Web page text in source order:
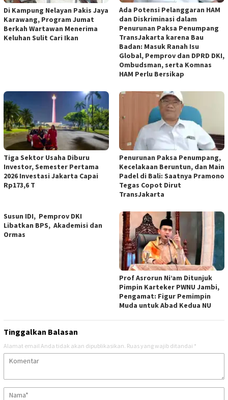
Di Kampung Nelayan Pakis Jaya
Karawang, Program Jumat
Berkah Wartawan Menerima
Keluhan Sulit Cari Ikan
Ada Potensi Pelanggaran HAM
dan Diskriminasi dalam
Penurunan Paksa Penumpang
TransJakarta karena Bau
Badan: Masuk Ranah Isu
Global, Pemprov dan DPRD DKI,
Ombudsman, serta Komnas
HAM Perlu Bersikap
Tiga Sektor Usaha Diburu
Investor, Semester Pertama
2026 Investasi Jakarta Capai
Rp173,6 T
Penurunan Paksa Penumpang,
Kecelakaan Beruntun, dan Main
Padel di Bali: Saatnya Pramono
Tegas Copot Dirut
TransJakarta
Susun IDI, Pemprov DKI
Libatkan BPS, Akademisi dan
Ormas
Prof Asrorun Ni’am Ditunjuk
Pimpin Karteker PWNU Jambi,
Pengamat: Figur Pemimpin
Muda untuk Abad Kedua NU
Tinggalkan Balasan
Alamat email Anda tidak akan dipublikasikan. Ruas yang wajib ditandai *